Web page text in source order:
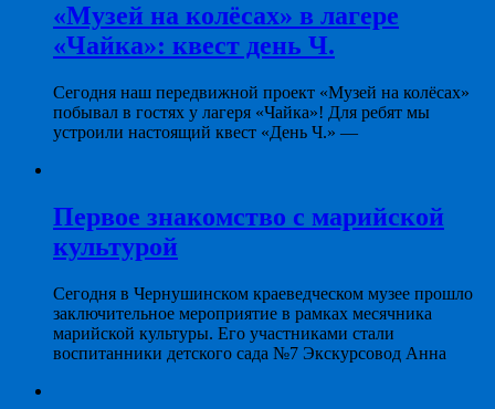
«Музей на колёсах» в лагере
«Чайка»: квест день Ч.
Сегодня наш передвижной проект «Музей на колёсах»
побывал в гостях у лагеря «Чайка»! Для ребят мы
устроили настоящий квест «День Ч.» —
Первое знакомство с марийской
культурой
Сегодня в Чернушинском краеведческом музее прошло
заключительное мероприятие в рамках месячника
марийской культуры. Его участниками стали
воспитанники детского сада №7 Экскурсовод Анна